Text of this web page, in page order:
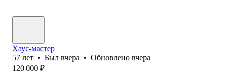
Хаус-мастер
57 лет • Был вчера • Обновлено вчера
120 000 ₽